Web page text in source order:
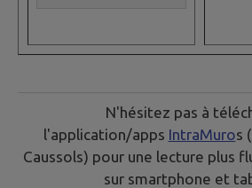
N'hésitez pas à
l'application/apps IntraMuros
Caussols) pour une lecture plus
sur smartphone et